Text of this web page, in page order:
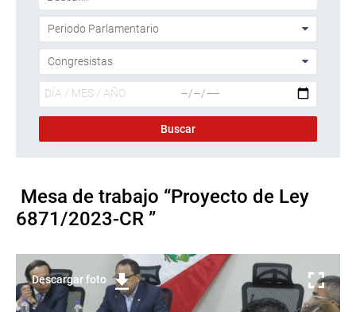
Mesa de trabajo “Proyecto de Ley
6871/2023-CR ”
Descargar foto